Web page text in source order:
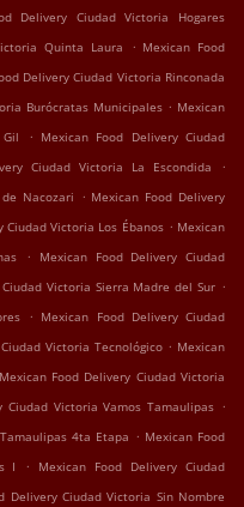
Delivery Ciudad Victoria Hogares
Quinta Laura . Mexican Food
Delivery Ciudad Victoria Rinconada
Burócratas Municipales . Mexican
. Mexican Food Delivery Ciudad
Ciudad Victoria La Escondida
.
Nacozari . Mexican Food Delivery
Ciudad Victoria Los Ébanos . Mexican
.
Mexican Food Delivery Ciudad
Victoria Sierra Madre del Sur .
. Mexican Food Delivery Ciudad
Victoria Tecnológico . Mexican
Mexican Food Delivery Ciudad Victoria
Ciudad Victoria Vamos Tamaulipas .
4ta Etapa . Mexican Food
I
.
Mexican Food Delivery Ciudad
Delivery Ciudad Victoria Sin Nombre